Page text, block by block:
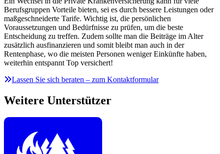
Berufsgruppen Vorteile bieten, sei es durch bessere Leistungen oder
maßgeschneiderte Tarife. Wichtig ist, die persönlichen
Voraussetzungen und Bedürfnisse zu prüfen, um die beste
Entscheidung zu treffen. Zudem sollte man die Beiträge im Alter
zusätzlich ausfinanzieren und somit bleibt man auch in der
Rentenphase, wo die meisten Personen weniger Einkünfte haben,
weiterhin entspannt Top versichert!
Lassen Sie sich beraten – zum Kontaktformular
Weitere Unterstützer